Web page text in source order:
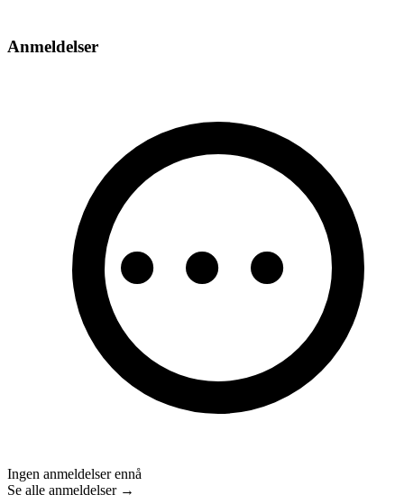
Anmeldelser
Ingen anmeldelser ennå
Se alle anmeldelser →